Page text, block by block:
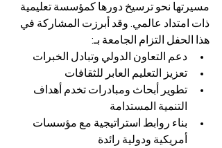
مسيرتها نحو ترسيخ دورها كمؤسسة تعليمية
ذات امتداد عالمي. وقد أبرزت المشاركة في
هذا الحفل التزام الجامعة بـ:
دعم التعاون الدولي وتبادل الخبرات
تعزيز التعليم العابر للثقافات
تطوير أبحاث ومبادرات تخدم أهداف
التنمية المستدامة
بناء روابط استراتيجية مع مؤسسات
أمريكية ودولية رائدة